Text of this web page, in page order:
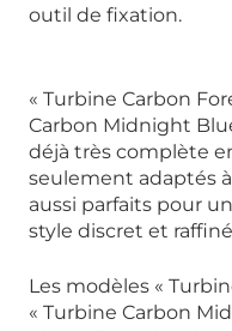
outil de fixation.
« Turbine Carbon
Carbon Midnight
déjà très complète
seulement adaptés
aussi parfaits pour
style discret et
Les modèles «
« Turbine Carbon